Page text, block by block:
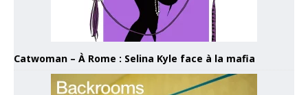
Catwoman – À Rome : Selina Kyle face à la mafia